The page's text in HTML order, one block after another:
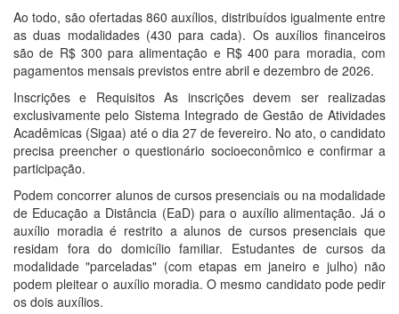
Ao todo, são ofertadas 860 auxílios, distribuídos igualmente entre
as duas modalidades (430 para cada). Os auxílios financeiros
são de R$ 300 para alimentação e R$ 400 para moradia, com
pagamentos mensais previstos entre abril e dezembro de 2026.
Inscrições e Requisitos As inscrições devem ser realizadas
exclusivamente pelo Sistema Integrado de Gestão de Atividades
Acadêmicas (Sigaa) até o dia 27 de fevereiro. No ato, o candidato
precisa preencher o questionário socioeconômico e confirmar a
participação.
Podem concorrer alunos de cursos presenciais ou na modalidade
de Educação a Distância (EaD) para o auxílio alimentação. Já o
auxílio moradia é restrito a alunos de cursos presenciais que
residam fora do domicílio familiar. Estudantes de cursos da
modalidade "parceladas" (com etapas em janeiro e julho) não
podem pleitear o auxílio moradia. O mesmo candidato pode pedir
os dois auxílios.